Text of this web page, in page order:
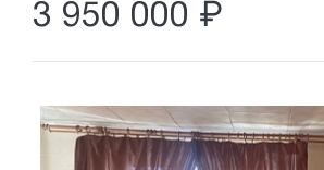
3 950 000 ₽